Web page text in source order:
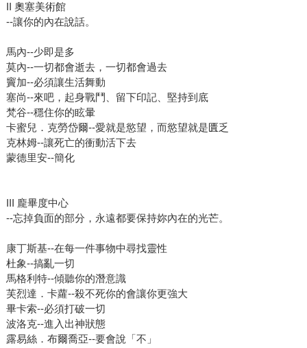
II 奧塞美術館
--讓你的內在說話。
馬內--少即是多
莫內--一切都會逝去，一切都會過去
竇加--必須讓生活舞動
塞尚--來吧，起身戰鬥、留下印記、堅持到底
梵谷--穩住你的眩暈
卡蜜兒．克勞岱爾--愛就是慾望，而慾望就是匱乏
克林姆--讓死亡的衝動活下去
蒙德里安--簡化
III 龐畢度中心
--忘掉負面的部分，永遠都要保持妳內在的光芒。
康丁斯基--在每一件事物中尋找靈性
杜象--搞亂一切
馬格利特--傾聽你的潛意識
芙烈達．卡蘿--殺不死你的會讓你更強大
畢卡索--必須打破一切
波洛克--進入出神狀態
露易絲．布爾喬亞--要會說「不」